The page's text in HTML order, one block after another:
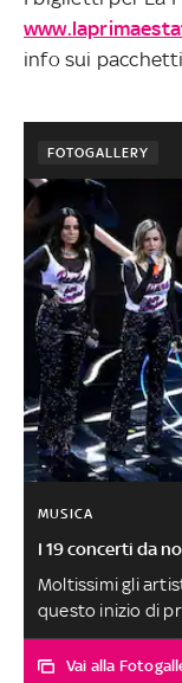
info sui
FOTOGALLERY
MUSICA
I 19 concerti da
Moltissimi gli
questo inizio di
possibile
Chiara ai
Vai alla